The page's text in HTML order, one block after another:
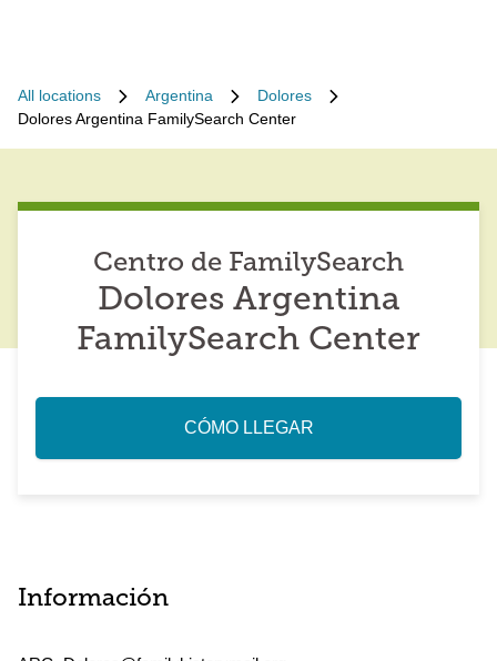
All locations Argentina
Dolores
Dolores Argentina FamilySearch Center
Centro de FamilySearch
Dolores Argentina
FamilySearch Center
CÓMO LLEGAR
Información